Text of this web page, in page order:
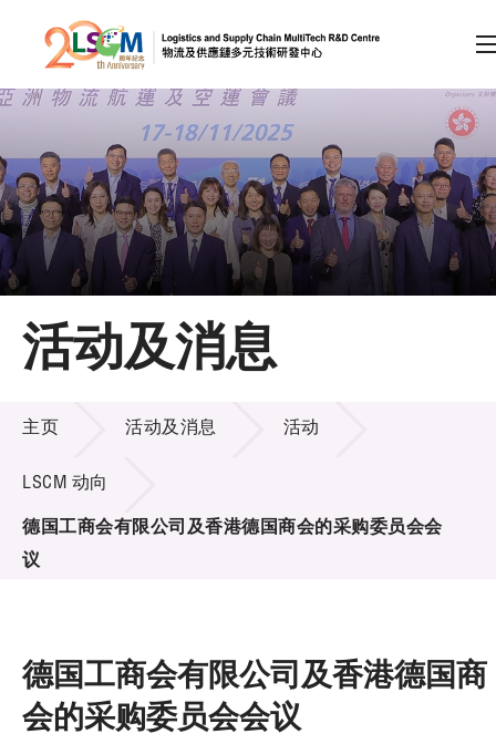
跳到内容（按回车键）
会员登录
A A EN 繁 简
主页
关于LSCM
技术商品化
项目及资助计划
活动及消息
新闻中心
活动及消息
活动及消息
主页 活动及消息 活动
LSCM 动向
德国工商会有限公司及香港德国商会的采购委员会会
议
德国工商会有限公司及香港德国商
会的采购委员会会议